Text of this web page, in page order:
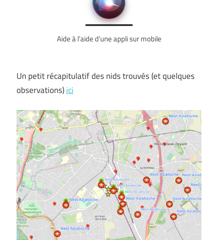
Aide à l’aide d’une appli sur mobile
Un petit récapitulatif des nids trouvés (et quelques
observations)ici